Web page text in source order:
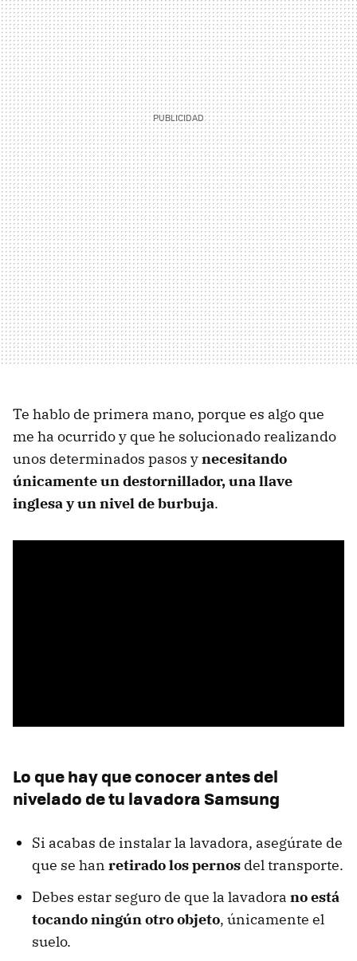
Te hablo de primera mano, porque es algo que
me ha ocurrido y que he solucionado realizando
unos determinados pasos ynecesitando
únicamente un destornillador, una llave
inglesa y un nivel de burbuja.
Lo que hay que conocer antes del
nivelado de tu lavadora Samsung
Si acabas de instalar la lavadora, asegúrate de
que se han retirado los pernos del transporte.
Debes estar seguro de que la lavadora no está
tocando ningún otro objeto, únicamente el
suelo.